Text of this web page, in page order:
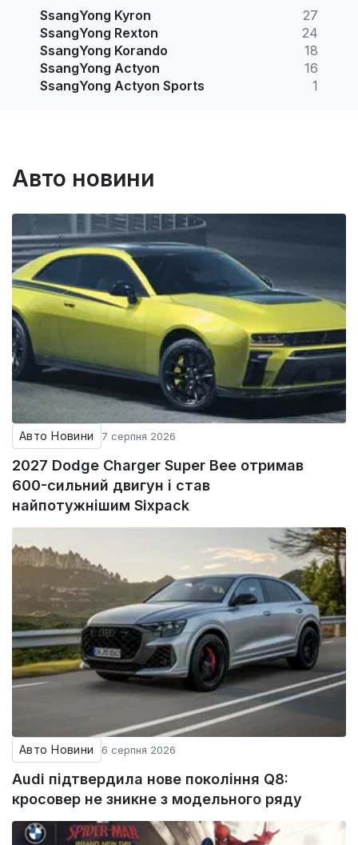
SsangYong Kyron
27
SsangYong Rexton
24
SsangYong Korando
18
SsangYong Actyon
16
SsangYong Actyon Sports
1
Авто новини
Авто Новини 7 серпня 2026
2027 Dodge Charger Super Bee отримав
600-сильний двигун і став
найпотужнішим Sixpack
Авто Новини 6 серпня 2026
Audi підтвердила нове покоління Q8:
кросовер не зникне з модельного ряду